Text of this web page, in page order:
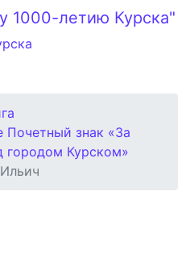
знак «За
городом Курском»